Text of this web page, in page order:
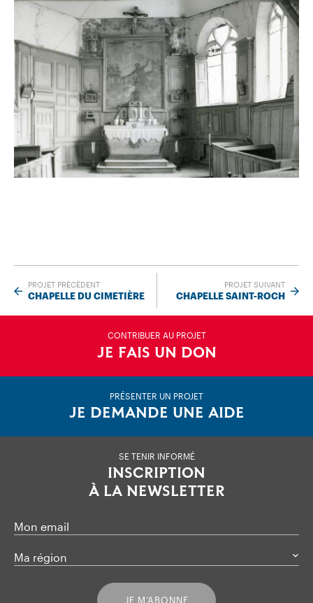
PROJET PRÉCÉDENT
CHAPELLE DU CIMETIÈRE
PROJET SUIVANT
CHAPELLE SAINT-ROCH
CONTRIBUER AU PROJET
JE FAIS UN DON
PRÉSENTER UN PROJET
JE DEMANDE UNE AIDE
SE TENIR INFORMÉ
INSCRIPTION
À LA NEWSLETTER
Mon email
Ma région
JE M’ABONNE